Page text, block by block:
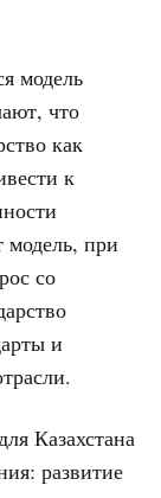
модель
что
как
к
модель, при
со
и
Казахстана
развитие